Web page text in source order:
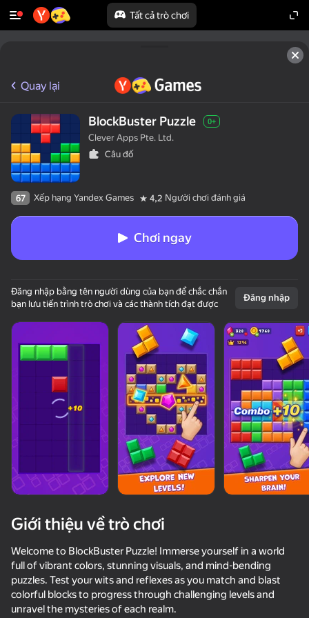
Tất cả trò chơi
50+ trò chơi hàng đầu. Được
mọi người yêu thích. Ngay cả “người không chơi
game”.
Quay lại
BlockBuster Puzzle 0+
Clever Apps Pte. Ltd.
Câu đố
67 Xếp hạng Yandex Games 4,2 Người chơi đánh giá
Chơi ngay
Đăng nhập bằng tên người dùng của bạn để chắc chắn
bạn lưu tiến trình trò chơi và các thành tích đạt được
Đăng nhập
Giới thiệu về trò chơi
Welcome to BlockBuster Puzzle! Immerse yourself in a world
full of vibrant colors, stunning visuals, and mind-bending
puzzles. Test your wits and reflexes as you match and blast
colorful blocks to progress through challenging levels and
unravel the mysteries of each realm.